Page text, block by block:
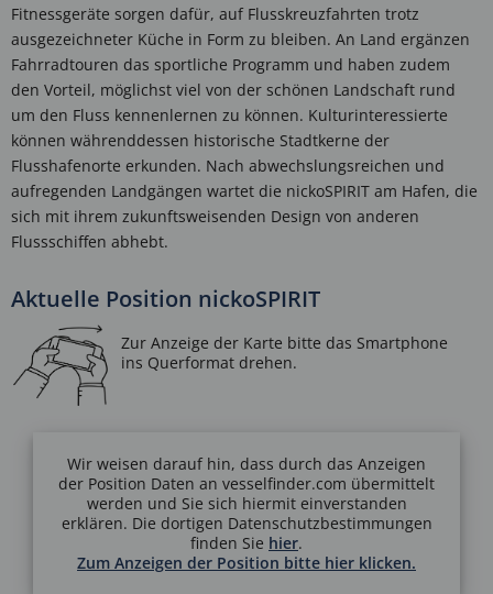
Fitnessgeräte sorgen dafür, auf Flusskreuzfahrten trotz
ausgezeichneter Küche in Form zu bleiben. An Land ergänzen
Fahrradtouren das sportliche Programm und haben zudem
den Vorteil, möglichst viel von der schönen Landschaft rund
um den Fluss kennenlernen zu können. Kulturinteressierte
können währenddessen historische Stadtkerne der
Flusshafenorte erkunden. Nach abwechslungsreichen und
aufregenden Landgängen wartet die nickoSPIRIT am Hafen, die
sich mit ihrem zukunftsweisenden Design von anderen
Flussschiffen abhebt.
Aktuelle Position nickoSPIRIT
Wir weisen darauf hin, dass durch das Anzeigen
der Position Daten an vesselfinder.com übermittelt
werden und Sie sich hiermit einverstanden
erklären. Die dortigen Datenschutzbestimmungen
finden Sie hier.
Zum Anzeigen der Position bitte hier klicken.